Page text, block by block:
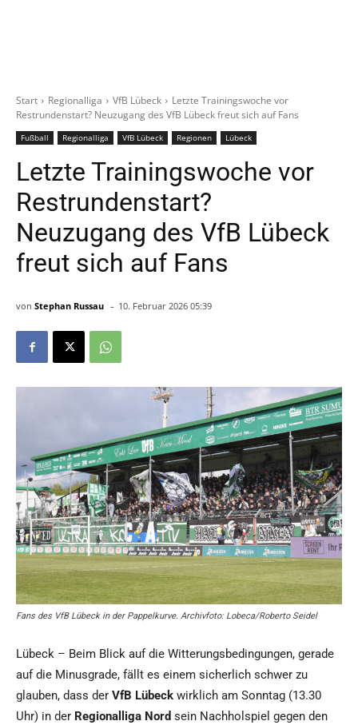
Start Regionalliga VfB Lübeck
Letzte Trainingswoche vor
Restrundenstart? Neuzugang des VfB Lübeck freut sich auf Fans
Fußball Regionalliga VfB Lübeck Regionen Lübeck
Letzte Trainingswoche vor
Restrundenstart?
Neuzugang des VfB Lübeck
freut sich auf Fans
von Stephan Russau - 10. Februar 2026 05:39
Fans des VfB Lübeck in der Pappelkurve. Archivfoto: Lobeca/Roberto Seidel
Lübeck – Beim Blick auf die Witterungsbedingungen, gerade
auf die Minusgrade, fällt es einem sicherlich schwer zu
glauben, dass der VfB Lübeck wirklich am Sonntag (13.30
Uhr) in der Regionalliga Nord sein Nachholspiel gegen den